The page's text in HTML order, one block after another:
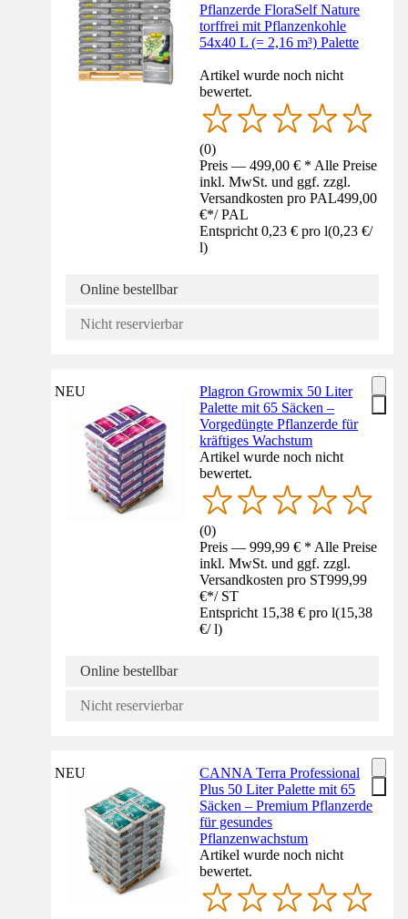
Pflanzerde FloraSelf Nature
torffrei mit Pflanzenkohle
54x40 L (= 2,16 m³) Palette
Artikel wurde noch nicht
bewertet.
(0)
Preis — 499,00 € * Alle Preise
inkl. MwSt. und ggf. zzgl.
Versandkosten pro PAL499,00
€*/ PAL
Entspricht 0,23 € pro l(0,23 €/
l)
Online bestellbar
Nicht reservierbar
NEU
Plagron Growmix 50 Liter
Palette mit 65 Säcken –
Vorgedüngte Pflanzerde für
kräftiges Wachstum
Artikel wurde noch nicht
bewertet.
(0)
Preis — 999,99 € * Alle Preise
inkl. MwSt. und ggf. zzgl.
Versandkosten pro ST999,99
€*/ ST
Entspricht 15,38 € pro l(15,38
€/ l)
Online bestellbar
Nicht reservierbar
NEU
CANNA Terra Professional
Plus 50 Liter Palette mit 65
Säcken – Premium Pflanzerde
für gesundes
Pflanzenwachstum
Artikel wurde noch nicht
bewertet.